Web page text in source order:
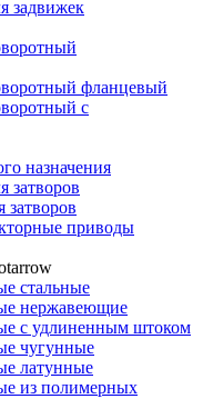
задвижек
фланцевый
с
назначения
затворов
приводы
стальные
нержавеющие
с удлиненным штоком
чугунные
латунные
из полимерных